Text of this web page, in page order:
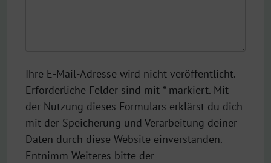
Ihre E-Mail-Adresse wird nicht veröffentlicht.
Erforderliche Felder sind mit * markiert. Mit
der Nutzung dieses Formulars erklärst du dich
mit der Speicherung und Verarbeitung deiner
Daten durch diese Website einverstanden.
Entnimm Weiteres bitte der